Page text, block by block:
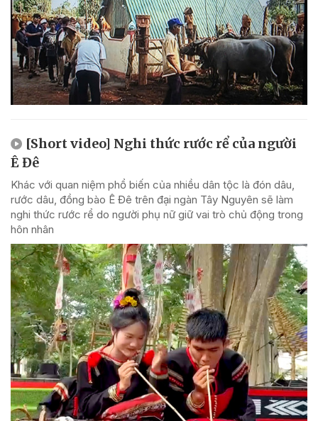
[Short video] Nghi thức rước rể của người
Ê Đê
Khác với quan niệm phổ biến của nhiều dân tộc là đón dâu,
rước dâu, đồng bào Ê Đê trên đại ngàn Tây Nguyên sẽ làm
nghi thức rước rể do người phụ nữ giữ vai trò chủ động trong
hôn nhân